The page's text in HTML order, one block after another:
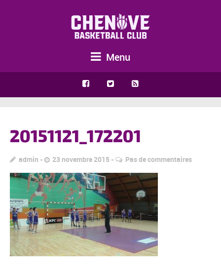
Menu
20151121_172201
admin 23 novembre 2015 Pas de commentaires